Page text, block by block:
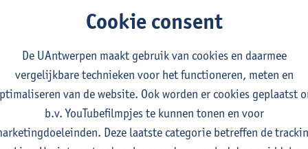
Tanja Mortelmans
Sprachbeherrschung 1
1E/2E SEM
studiepunten
Tanja Mortelmans Alex Haider
und Gesellschaft im deutschsprachigen Raum
1E/2E SEM
studiepunten
Cookie consent
De UAntwerpen maakt gebruik van cookies en daarmee
vergelijkbare technieken voor het functioneren, meten en
van de website. Ook worden er cookies geplaatst
b.v. YouTubefilmpjes te kunnen tonen en voor
Deze laatste categorie betreffen de